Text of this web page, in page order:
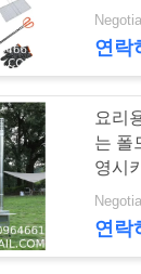
품
는 진
부속
나무
연락
요리
는 폴
영시
있는
키는
로 오
연락